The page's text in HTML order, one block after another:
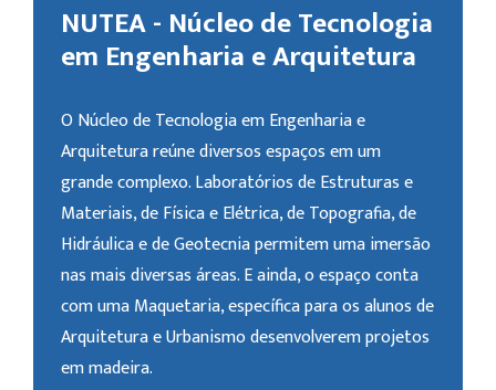
NUTEA - Núcleo de Tecnologia
em Engenharia e Arquitetura
O Núcleo de Tecnologia em Engenharia e
Arquitetura reúne diversos espaços em um
grande complexo. Laboratórios de Estruturas e
Materiais, de Física e Elétrica, de Topografia, de
Hidráulica e de Geotecnia permitem uma imersão
nas mais diversas áreas. E ainda, o espaço conta
com uma Maquetaria, específica para os alunos de
Arquitetura e Urbanismo desenvolverem projetos
em madeira.